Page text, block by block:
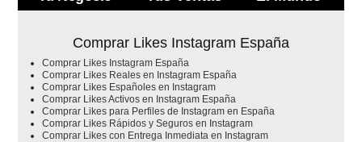
Comprar Likes Instagram España
Comprar Likes Instagram España
Comprar Likes Reales en Instagram España
Comprar Likes Españoles en Instagram
Comprar Likes Activos en Instagram España
Comprar Likes para Perfiles de Instagram en España
Comprar Likes Rápidos y Seguros en Instagram
Comprar Likes con Entrega Inmediata en Instagram